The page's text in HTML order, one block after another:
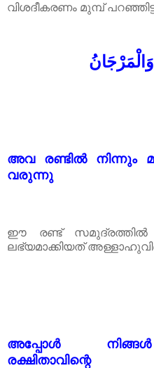
വിശദീകരണം മുമ്പ്
അവ രണ്ടിൽ നിന്നും
വരുന്നു
ഈ രണ്ട് സമുദ്രത്തിൽ
ലഭ്യമാക്കിയത്
അപ്പോൾ